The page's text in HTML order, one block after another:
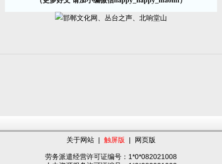
关于网站 | 触屏版 | 网页版
劳务派遣经营许可证编号：1*0*082021008